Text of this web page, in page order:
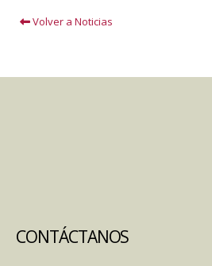
Volver a Noticias
CONTÁCTANOS